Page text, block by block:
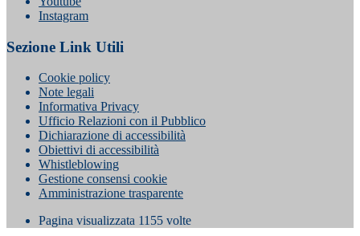
Instagram
Sezione Link Utili
Cookie policy
Note legali
Informativa Privacy
Ufficio Relazioni con il Pubblico
Dichiarazione di accessibilità
Obiettivi di accessibilità
Whistleblowing
Gestione consensi cookie
Amministrazione trasparente
Pagina visualizzata 1155 volte